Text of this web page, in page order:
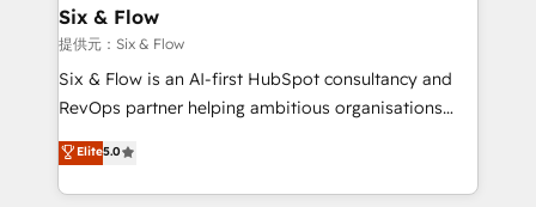
helps the following industries: logistics & 3PL, home
improvement & construction, branding and
commercialization, real estate, health, education,
SaaS, Software Dev & IT and consulting, make the
the United States, EU, UAE, Mexico and Latin
America. From casual user to super fan: make
Six & Flow
提供元：Six & Flow
Six & Flow is an AI-first HubSpot consultancy and
RevOps partner helping ambitious organisations
grow with clarity, confidence, and intelligence.
Operating across the UK, Netherlands, Ireland, and
Canada, we’ve delivered thousands of successful
Elite5.0